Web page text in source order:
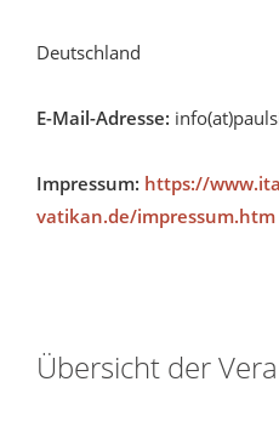
Deutschland
E-Mail-Adresse:
Impressum: https://
vatikan.de/impressum.htm
Übersicht der